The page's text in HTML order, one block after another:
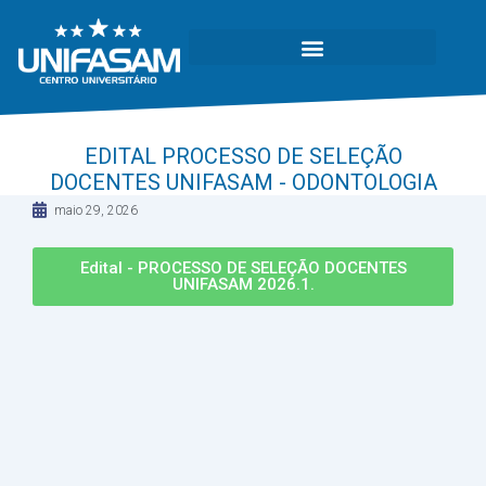
EDITAL PROCESSO DE SELEÇÃO
DOCENTES UNIFASAM - ODONTOLOGIA
maio 29, 2026
Edital - PROCESSO DE SELEÇÃO DOCENTES
UNIFASAM 2026.1.